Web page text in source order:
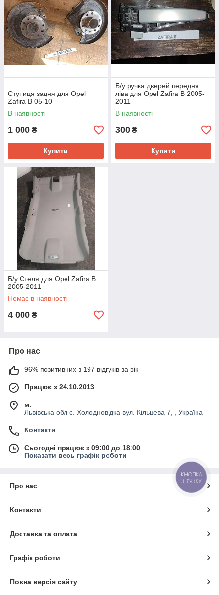
Ступиця задня для Opel
Zafira В 05-10
В наявності
1 000 ₴
Купити
Б/у ручка дверей передня
ліва для Opel Zafira B 2005-
2011
В наявності
300 ₴
Купити
Б/у Стеля для Opel Zafira B
2005-2011
Немає в наявності
4 000 ₴
Про нас
96% позитивних з 197 відгуків за рік
Працює з 24.10.2013
м.
Львівська обл с. Холодновідка вул. Кільцева 7, , Україна
Контакти
Сьогодні працює з 09:00 до 18:00
Показати весь графік роботи
Про нас
Контакти
Доставка та оплата
Графік роботи
Повна версія сайту
КНОПКА
ЗВ'ЯЗКУ